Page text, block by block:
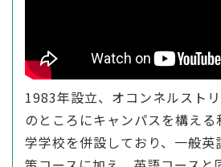
1983年設立、オコンネルスト
のところにキャンパスを構え
学学校を併設しており、一般英